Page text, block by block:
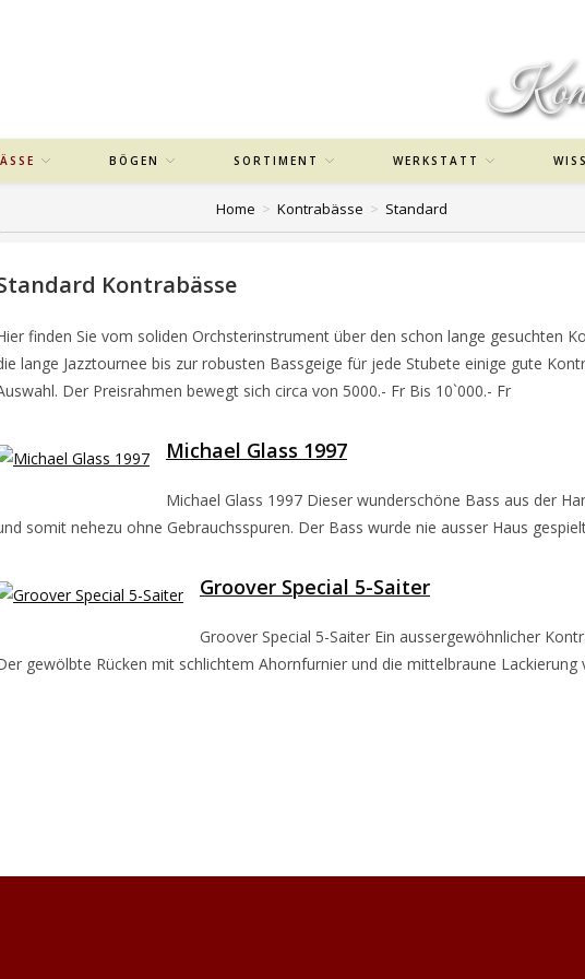
BÖGEN SORTIMENT WERKSTATT
Home > Kontrabässe > Standard
Kontrabässe
finden Sie vom soliden Orchsterinstrument über den schon lange gesuchten
lange Jazztournee bis zur robusten Bassgeige für jede Stubete einige gute
Der Preisrahmen bewegt sich circa von 5000.- Fr Bis 10`000.- Fr
Michael Glass 1997
Michael Glass 1997 Dieser wunderschöne Bass aus der
somit nehezu ohne Gebrauchsspuren. Der Bass wurde nie ausser Haus
Groover Special 5-Saiter
Groover Special 5-Saiter Ein aussergewöhnlicher
gewölbte Rücken mit schlichtem Ahornfurnier und die mittelbraune